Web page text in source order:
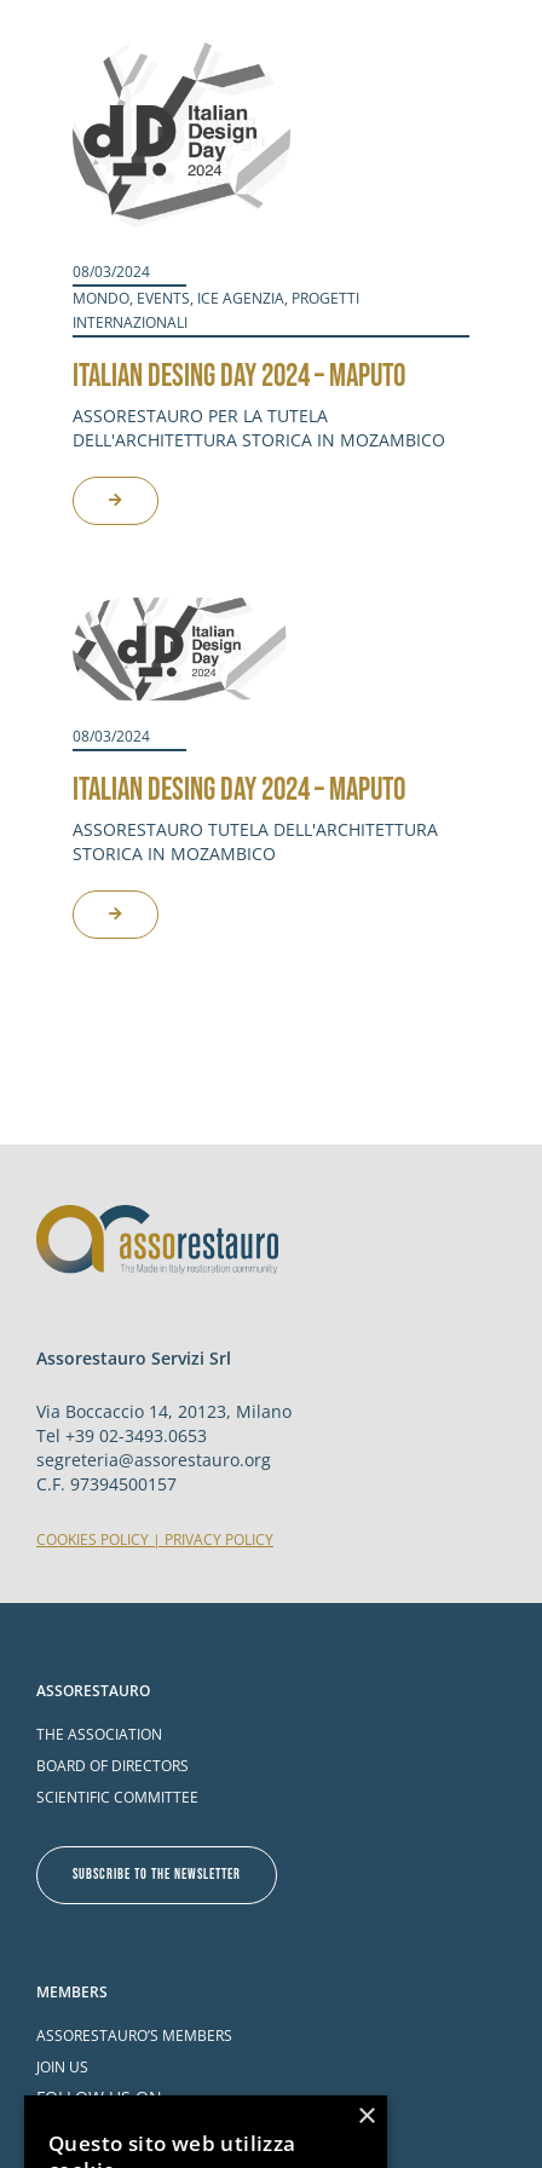
Login
08/03/2024
MONDO, EVENTS, ICE AGENZIA, PROGETTI
INTERNAZIONALI
ITALIAN DESING DAY 2024 – MAPUTO
ASSORESTAURO PER LA TUTELA
DELL'ARCHITETTURA STORICA IN MOZAMBICO
08/03/2024
ITALIAN DESING DAY 2024 – MAPUTO
ASSORESTAURO TUTELA DELL'ARCHITETTURA
STORICA IN MOZAMBICO
Assorestauro Servizi Srl
Via Boccaccio 14, 20123, Milano
Tel +39 02-3493.0653
segreteria@assorestauro.org
C.F. 97394500157
COOKIES POLICY | PRIVACY POLICY
ASSORESTAURO
THE ASSOCIATION
BOARD OF DIRECTORS
SCIENTIFIC COMMITTEE
SUBSCRIBE TO THE NEWSLETTER
MEMBERS
ASSORESTAURO’S MEMBERS
JOIN US
FOLLOW US ON ×
Questo sito web utilizza